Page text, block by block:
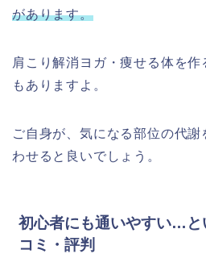
があります。
肩こり解消ヨガ・痩せる体を
もありますよ。
ご自身が、気になる部位の代
わせると良いでしょう。
初心者にも通いやすい…と
コミ・評判